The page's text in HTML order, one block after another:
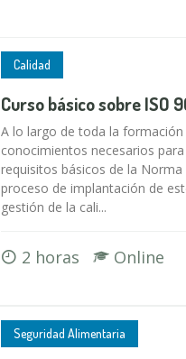
Calidad
Curso básico sobre ISO
A lo largo de toda la
conocimientos necesarios
requisitos básicos de la Norma
proceso de implantación de
gestión de la cali...
2 horas Online
Seguridad Alimentaria